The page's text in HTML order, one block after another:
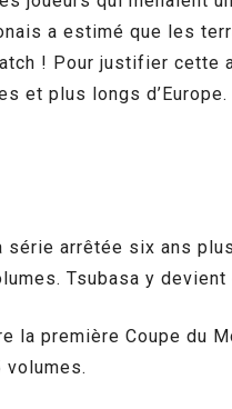
a estimé que les
! Pour justifier cette
et plus longs d’Europe.
série arrêtée six ans
Tsubasa y
la première Coupe du
volumes.